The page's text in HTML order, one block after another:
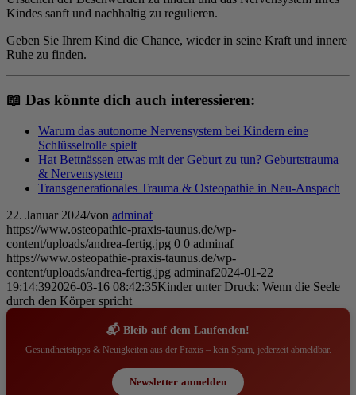
Kindes sanft und nachhaltig zu regulieren.
Geben Sie Ihrem Kind die Chance, wieder in seine Kraft und innere
Ruhe zu finden.
📖 Das könnte dich auch interessieren:
Warum das autonome Nervensystem bei Kindern eine
Schlüsselrolle spielt
Hat Bettnässen etwas mit der Geburt zu tun? Geburtstrauma
& Nervensystem
Transgenerationales Trauma & Osteopathie in Neu-Anspach
22. Januar 2024/von adminaf
https://www.osteopathie-praxis-taunus.de/wp-
content/uploads/andrea-fertig.jpg 0 0 adminaf
https://www.osteopathie-praxis-taunus.de/wp-
content/uploads/andrea-fertig.jpg adminaf2024-01-22
19:14:392026-03-16 08:42:35Kinder unter Druck: Wenn die Seele
durch den Körper spricht
📬 Bleib auf dem Laufenden!
Gesundheitstipps & Neuigkeiten aus der Praxis – kein Spam, jederzeit abmeldbar.
Newsletter anmelden